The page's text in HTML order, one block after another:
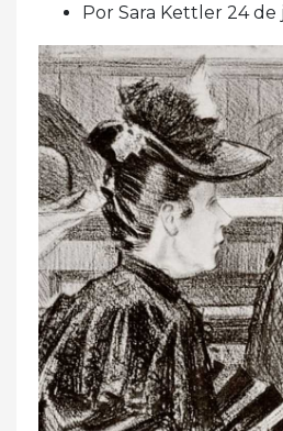
Por Sara Kettler 24 de